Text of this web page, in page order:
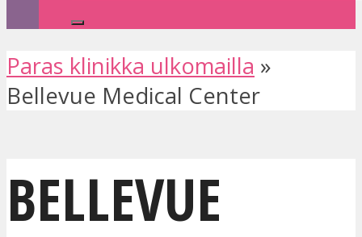
Paras klinikka ulkomailla »
Bellevue Medical Center
BELLEVUE